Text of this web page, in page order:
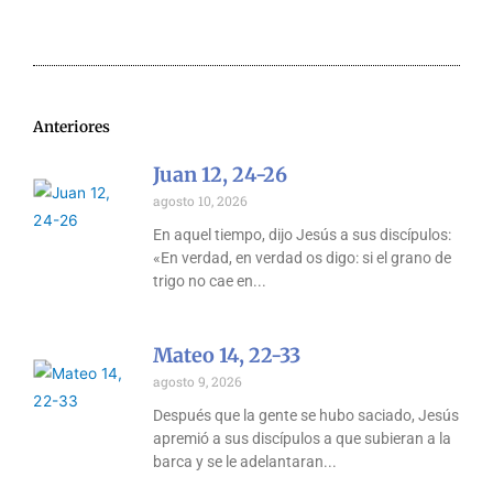
Anteriores
Juan 12, 24-26
agosto 10, 2026
En aquel tiempo, dijo Jesús a sus discípulos:
«En verdad, en verdad os digo: si el grano de
trigo no cae en
Mateo 14, 22-33
agosto 9, 2026
Después que la gente se hubo saciado, Jesús
apremió a sus discípulos a que subieran a la
barca y se le adelantaran